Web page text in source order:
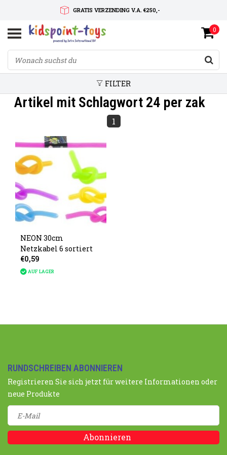
GRATIS VERZENDING V.A. €250,-
SNELLE LEVERTIJD
SERVICE OP MAAT
0
FILTER
Artikel mit Schlagwort 24 per zak
1
NEON 30cm
Netzkabel 6 sortiert
€0,59
AUF LAGER
RUNDSCHREIBEN ABONNIEREN
Registrieren Sie sich jetzt für weitere Informationen oder
neue Produkte
Abonnieren